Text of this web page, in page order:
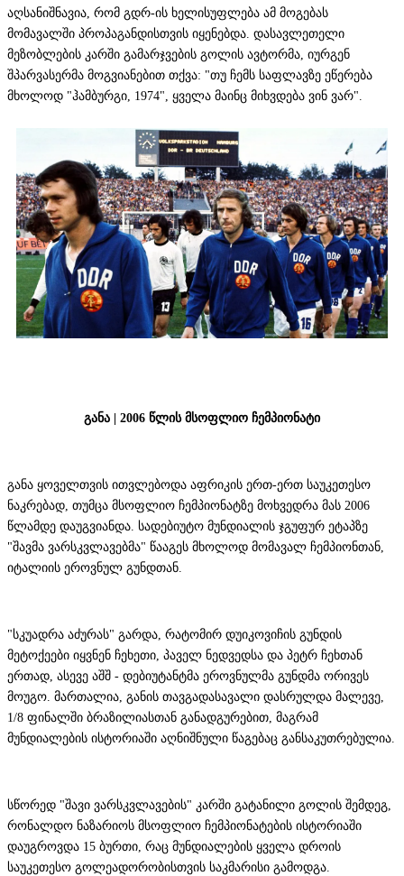
აღსანიშნავია, რომ გდრ-ის ხელისუფლება ამ მოგებას
მომავალში პროპაგანდისთვის იყენებდა. დასავლეთელი
მეზობლების კარში გამარჯვების გოლის ავტორმა, იურგენ
შპარვასერმა მოგვიანებით თქვა: "თუ ჩემს საფლავზე ეწერება
მხოლოდ "ჰამბურგი, 1974", ყველა მაინც მიხვდება ვინ ვარ".
განა | 2006 წლის მსოფლიო ჩემპიონატი
განა ყოველთვის ითვლებოდა აფრიკის ერთ-ერთ საუკეთესო
ნაკრებად, თუმცა მსოფლიო ჩემპიონატზე მოხვედრა მას 2006
წლამდე დაუგვიანდა. სადებიუტო მუნდიალის ჯგუფურ ეტაპზე
"შავმა ვარსკვლავებმა" წააგეს მხოლოდ მომავალ ჩემპიონთან,
იტალიის ეროვნულ გუნდთან.
"სკუადრა აძურას" გარდა, რატომირ დუიკოვიჩის გუნდის
მეტოქეები იყვნენ ჩეხეთი, პაველ ნედვედსა და პეტრ ჩეხთან
ერთად, ასევე აშშ - დებიუტანტმა ეროვნულმა გუნდმა ორივეს
მოუგო. მართალია, განის თავგადასავალი დასრულდა მალევე,
1/8 ფინალში ბრაზილიასთან განადგურებით, მაგრამ
მუნდიალების ისტორიაში აღნიშნული წაგებაც განსაკუთრებულია.
სწორედ "შავი ვარსკვლავების" კარში გატანილი გოლის შემდეგ,
რონალდო ნაზარიოს მსოფლიო ჩემპიონატების ისტორიაში
დაუგროვდა 15 ბურთი, რაც მუნდიალების ყველა დროის
საუკეთესო გოლეადორობისთვის საკმარისი გამოდგა.